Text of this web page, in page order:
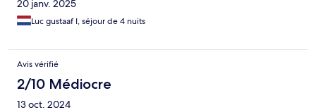
20 janv. 2025
Luc gustaaf I, séjour de 4 nuits
Avis vérifié
2/10 Médiocre
13 oct. 2024